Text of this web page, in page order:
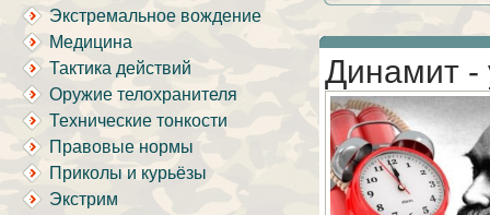
Экстремальное вождение
Медицина
Тактика действий
Оружие телохранителя
Технические тонкости
Правовые нормы
Приколы и курьёзы
Экстрим
Динамит -